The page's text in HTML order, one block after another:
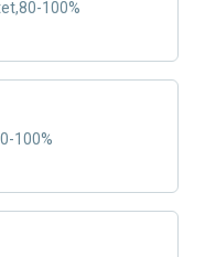
,80-100%
100%